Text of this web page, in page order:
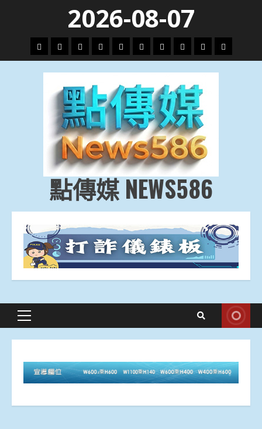
content
2026-08-07
頭
條
財
經
地
方.
會
文
教.
技
專
題
娛
樂
劇
政
治
國
際
運
動
生
活
點傳媒 NEWS586
Primary